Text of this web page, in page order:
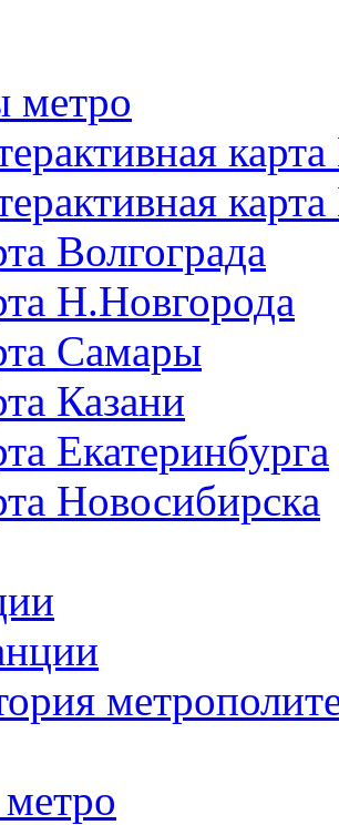
метро
Волгограда
Н.Новгорода
Самары
Казани
Екатеринбурга
Новосибирска